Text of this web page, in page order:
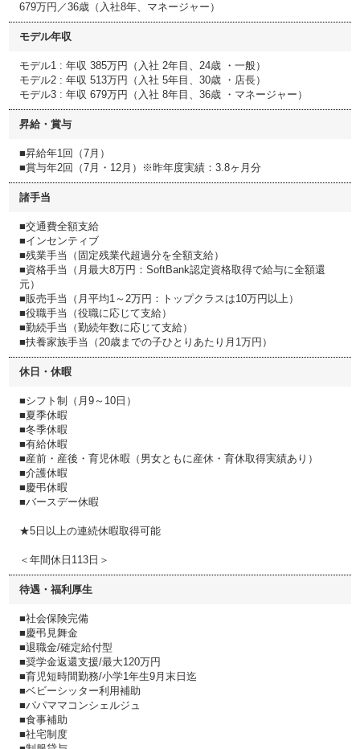
679万円／36歳（入社8年、マネージャー）
モデル年収
モデル1 : 年収 385万円（入社 2年目、24歳 ・一般）
モデル2 : 年収 513万円（入社 5年目、30歳 ・店長）
モデル3 : 年収 679万円（入社 8年目、36歳 ・マネージャー）
昇給・賞与
■昇給年1回（7月）
■賞与年2回（7月・12月）※昨年度実績：3.8ヶ月分
諸手当
■交通費全額支給
■インセンティブ
■残業手当（固定残業代超過分を全額支給）
■資格手当（月最大8万円：SoftBank認定資格取得で給与に全額還
元）
■販売手当（月平均1～2万円：トップクラスは10万円以上）
■役職手当（役職に応じて支給）
■勤続手当（勤続年数に応じて支給）
■扶養家族手当（20歳までの子ひとりあたり月1万円）
休日・休暇
■シフト制（月9～10日）
■夏季休暇
■冬季休暇
■有給休暇
■産前・産後・育児休暇（男女ともに産休・育休取得実績あり）
■介護休暇
■慶弔休暇
■バースデー休暇
★5日以上の連続休暇取得可能
＜年間休日113日＞
待遇・福利厚生
■社会保険完備
■慶弔見舞金
■退職金/確定給付型
■奨学金返還支援/最大120万円
■育児短時間勤務/小学1年生9月末日迄
■ベビーシッター利用補助
■パパママコンシェルジュ
■食事補助
■社宅制度